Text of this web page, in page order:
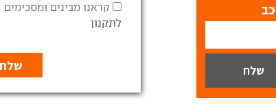
קראנו מבינים ומסכימים
לתקנון